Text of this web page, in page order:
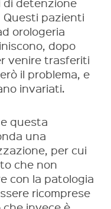
Questi pazienti
orologeria
dopo
venire trasferiti
il problema, e
invariati.
questa
una
per cui
che non
con la patologia
ricomprese